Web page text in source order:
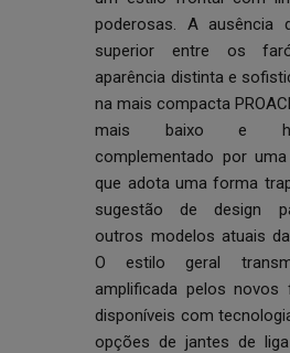
poderosas. A ausência
superior entre os
aparência distinta e
na mais compacta
mais baixo e
complementado por
que adota uma forma
sugestão de design
outros modelos atuais
O estilo geral
amplificada pelos
disponíveis com
opções de jantes de